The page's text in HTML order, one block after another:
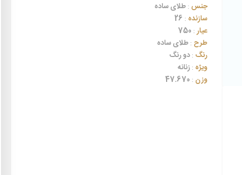
جنس :طلای ساده
سازنده :
عیار:
طرح :طلای ساده
رنگ :دو رنگ
ویژه :زنانه
وزن :